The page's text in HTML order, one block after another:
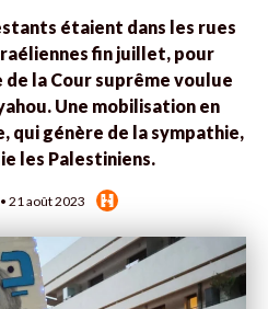
étaient dans les rues
fin juillet, pour
de la Cour suprême voulue
Une mobilisation en
qui génère de la sympathie,
les Palestiniens.
• 21 août 2023